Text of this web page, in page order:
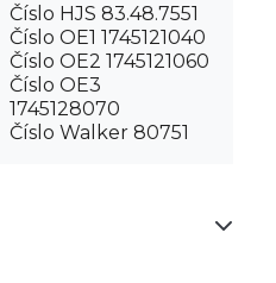
Číslo HJS 83.48.7551
Číslo OE1 1745121040
Číslo OE2 1745121060
Číslo OE3
1745128070
Číslo Walker 80751